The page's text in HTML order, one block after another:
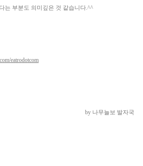
는 부분도 의미깊은 것 같습니다.^^
eatrodotcom
by 나무늘보 발자국